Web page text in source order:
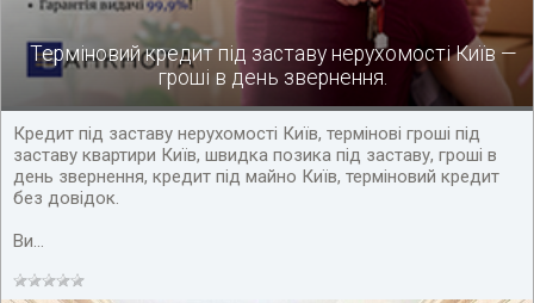
Терміновий кредит під заставу нерухомості Київ —
гроші в день звернення.
Кредит під заставу нерухомості Київ, термінові гроші під
заставу квартири Київ, швидка позика під заставу, гроші в
день звернення, кредит під майно Київ, терміновий кредит
без довідок.
Ви...